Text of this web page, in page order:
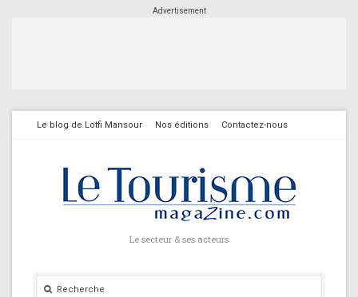
Advertisement
Le blog de Lotfi Mansour Nos éditions Contactez-nous
Le secteur & ses acteurs